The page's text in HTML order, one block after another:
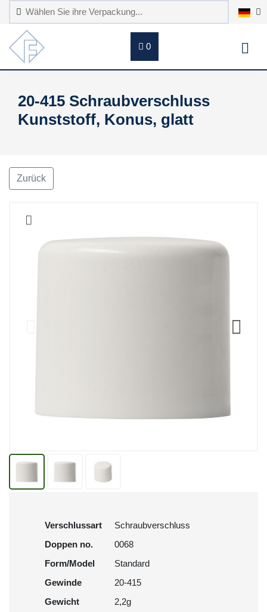
0
20-415 Schraubverschluss
Kunststoff, Konus, glatt
Zurück
Verschlussart
Schraubverschluss
Doppen no.
0068
Form/Model
Standard
Gewinde
20-415
Gewicht
2,2g